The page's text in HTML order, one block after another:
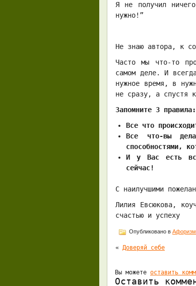
Я не получил
нужно!”
Не знаю автора, к
Часто мы что-то
самом деле. И
нужное время, в
не сразу, а спустя
Запомните 3 правила:
Все что
Все что-вы
способностями,
И у Вас есть
сейчас!
С наилучшими
Лилия Евсюкова,
счастью и успеху
Опубликовано в
« Доверяй себе
Вы можете оставить
Оставить